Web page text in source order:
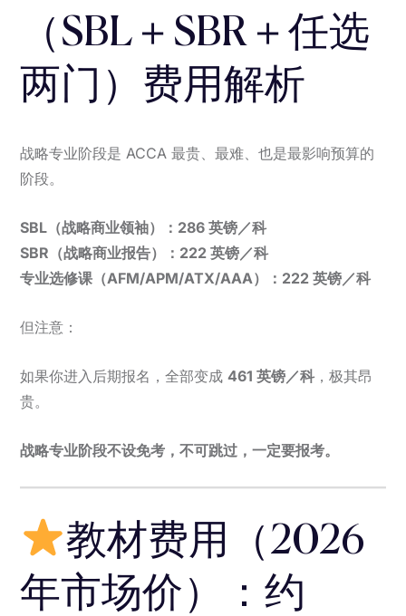
（SBL＋SBR＋任选
两门）费用解析
战略专业阶段是 ACCA 最贵、最难、也是最影响预算的
阶段。
SBL（战略商业领袖）：286 英镑／科
SBR（战略商业报告）：222 英镑／科
专业选修课（AFM/APM/ATX/AAA）：222 英镑／科
但注意：
如果你进入后期报名，全部变成 461 英镑／科，极其昂
贵。
战略专业阶段不设免考，不可跳过，一定要报考。
教材费用（2026
年市场价）：约